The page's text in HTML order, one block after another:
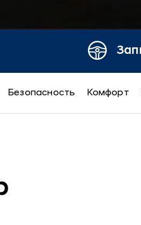
Безопасность Комфорт